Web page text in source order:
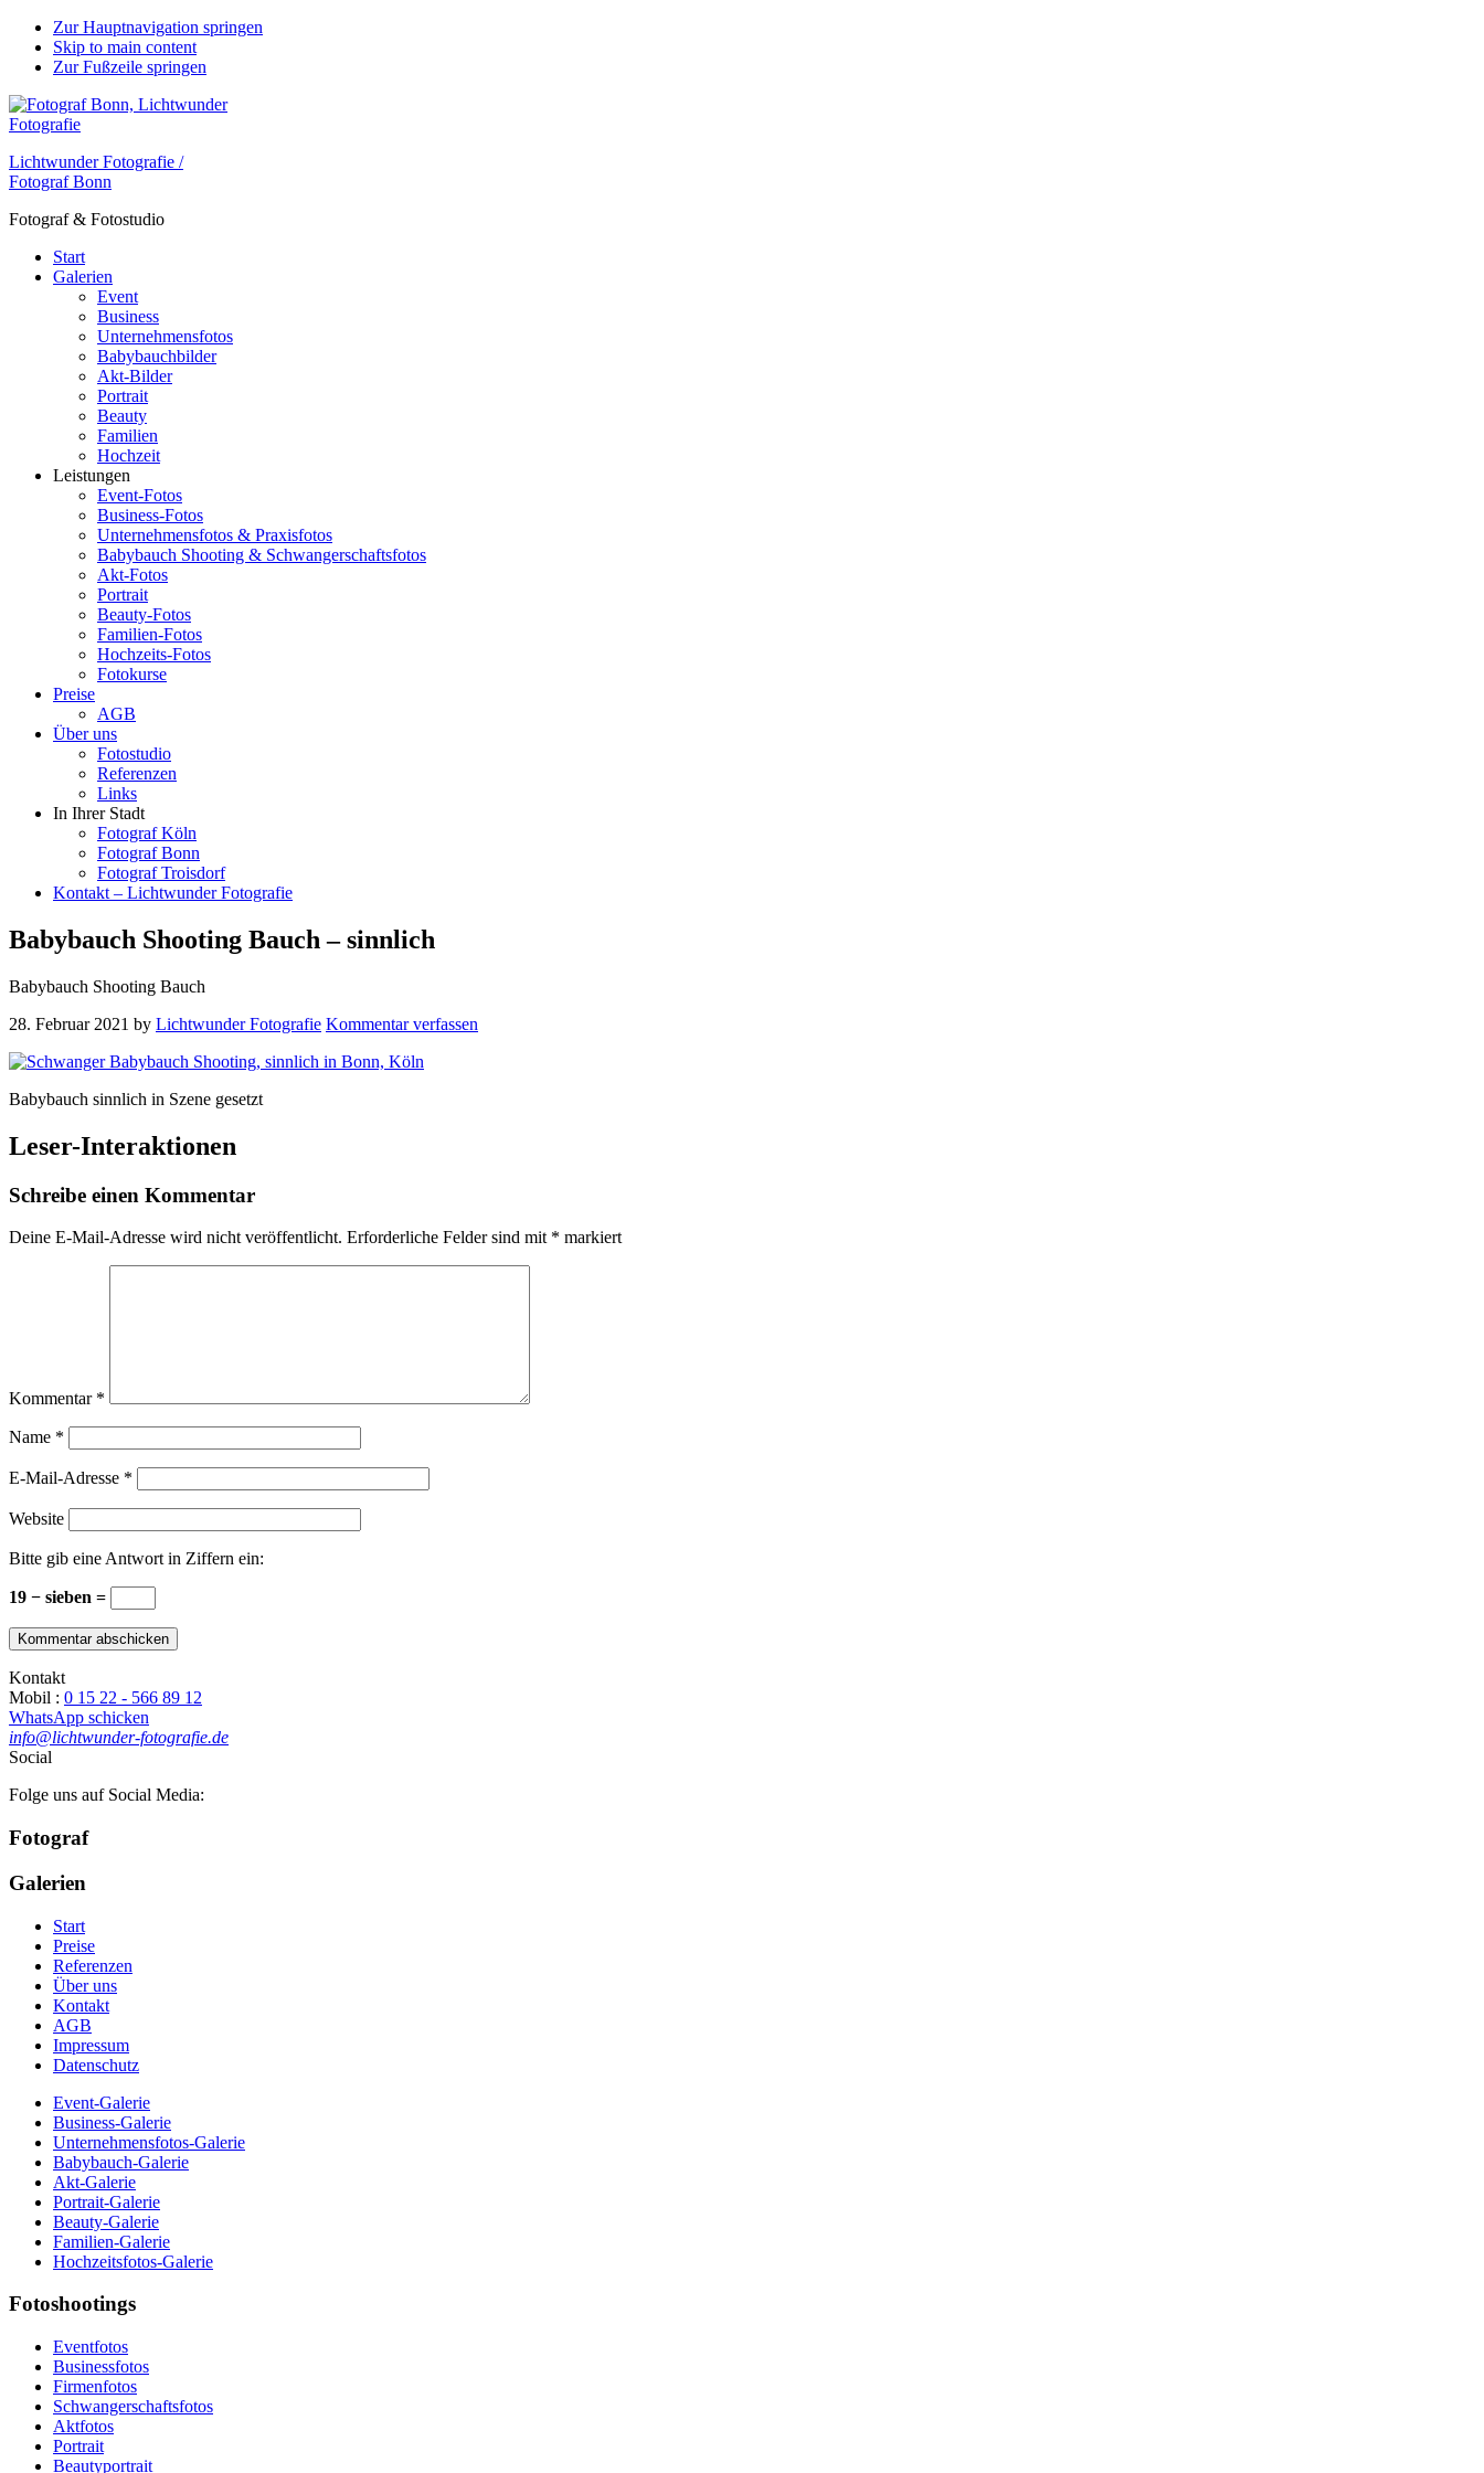
Zur Hauptnavigation springen
Skip to main content
Zur Fußzeile springen
Lichtwunder Fotografie /
Fotograf Bonn
Fotograf & Fotostudio
Start
Galerien
Event
Business
Unternehmensfotos
Babybauchbilder
Akt-Bilder
Portrait
Beauty
Familien
Hochzeit
Leistungen
Event-Fotos
Business-Fotos
Unternehmensfotos & Praxisfotos
Babybauch Shooting & Schwangerschaftsfotos
Akt-Fotos
Portrait
Beauty-Fotos
Familien-Fotos
Hochzeits-Fotos
Fotokurse
Preise
AGB
Über uns
Fotostudio
Referenzen
Links
In Ihrer Stadt
Fotograf Köln
Fotograf Bonn
Fotograf Troisdorf
Kontakt – Lichtwunder Fotografie
Babybauch Shooting Bauch – sinnlich
Babybauch Shooting Bauch
28. Februar 2021 by Lichtwunder Fotografie Kommentar verfassen
Babybauch sinnlich in Szene gesetzt
Leser-Interaktionen
Schreibe einen Kommentar
Deine E-Mail-Adresse wird nicht veröffentlicht. Erforderliche Felder sind mit * markiert
Kommentar *
Name *
E-Mail-Adresse *
Website
Bitte gib eine Antwort in Ziffern ein:
19 − sieben =
Kontakt
Mobil : 0 15 22 - 566 89 12
WhatsApp schicken
info@lichtwunder-fotografie.de
Social
Folge uns auf Social Media:
Fotograf
Galerien
Start
Preise
Referenzen
Über uns
Kontakt
AGB
Impressum
Datenschutz
Event-Galerie
Business-Galerie
Unternehmensfotos-Galerie
Babybauch-Galerie
Akt-Galerie
Portrait-Galerie
Beauty-Galerie
Familien-Galerie
Hochzeitsfotos-Galerie
Fotoshootings
Eventfotos
Businessfotos
Firmenfotos
Schwangerschaftsfotos
Aktfotos
Portrait
Beautyportrait